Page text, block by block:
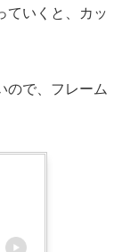
ていくと、カッ
ので、フレーム